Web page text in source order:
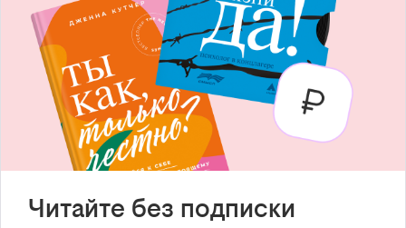
Читайте без подписки